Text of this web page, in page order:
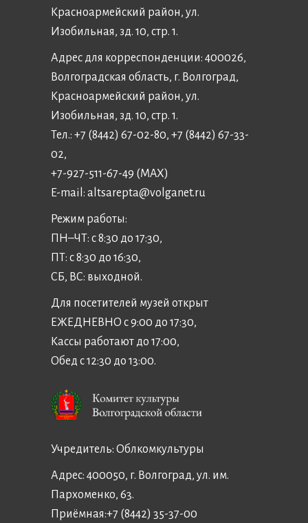
Красноармейский район, ул.
Изобильная, зд. 10, стр. 1.
Адрес для корреспонденции: 400026,
Волгоградская область, г. Волгоград,
Красноармейский район, ул.
Изобильная, зд. 10, стр. 1.
Тел.: +7 (8442) 67-02-80, +7 (8442) 67-33-
02,
+7-927-511-67-49 (MAX)
E-mail: altsarepta@volganet.ru
Режим работы:
ПН–ЧТ: с 8:30 до 17:30,
ПТ: с 8:30 до 16:30,
СБ, ВС: выходной.
Для посетителей музей открыт
ЕЖЕДНЕВНО с 9:00 до 17:30,
Кассы работают до 17:00,
Обед с 12:30 до 13:00.
Учредитель: Облкомкультуры
Адрес: 400050, г. Волгоград, ул. им.
Пархоменко, 63.
Приёмная:+7 (8442) 35-37-00